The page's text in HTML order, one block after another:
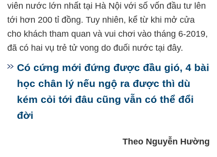
viên nước lớn nhất tại Hà Nội với số vốn đầu tư lên
tới hơn 200 tỉ đồng. Tuy nhiên, kể từ khi mở cửa
cho khách tham quan và vui chơi vào tháng 6-2019,
đã có hai vụ trẻ tử vong do đuối nước tại đây.
Có cứng mới đứng được đầu gió, 4 bài
học chân lý nếu ngộ ra được thì dù
kém cỏi tới đâu cũng vẫn có thể đổi
đời
Theo Nguyễn Hường